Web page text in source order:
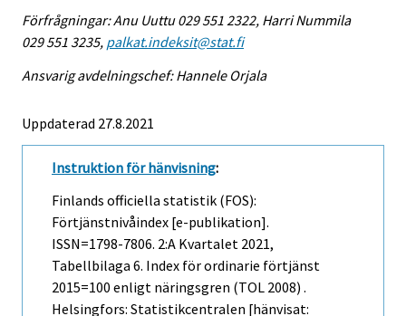
Förfrågningar: Anu Uuttu 029 551 2322, Harri Nummila
029 551 3235, palkat.indeksit@stat.fi
Ansvarig avdelningschef: Hannele Orjala
Uppdaterad 27.8.2021
Instruktion för hänvisning:
Finlands officiella statistik (FOS):
Förtjänstnivåindex [e-publikation].
ISSN=1798-7806. 2:a Kvartalet 2021,
Tabellbilaga 6. Index för ordinarie förtjänst
2015=100 enligt näringsgren (TOL 2008) .
Helsingfors: Statistikcentralen [hänvisat: